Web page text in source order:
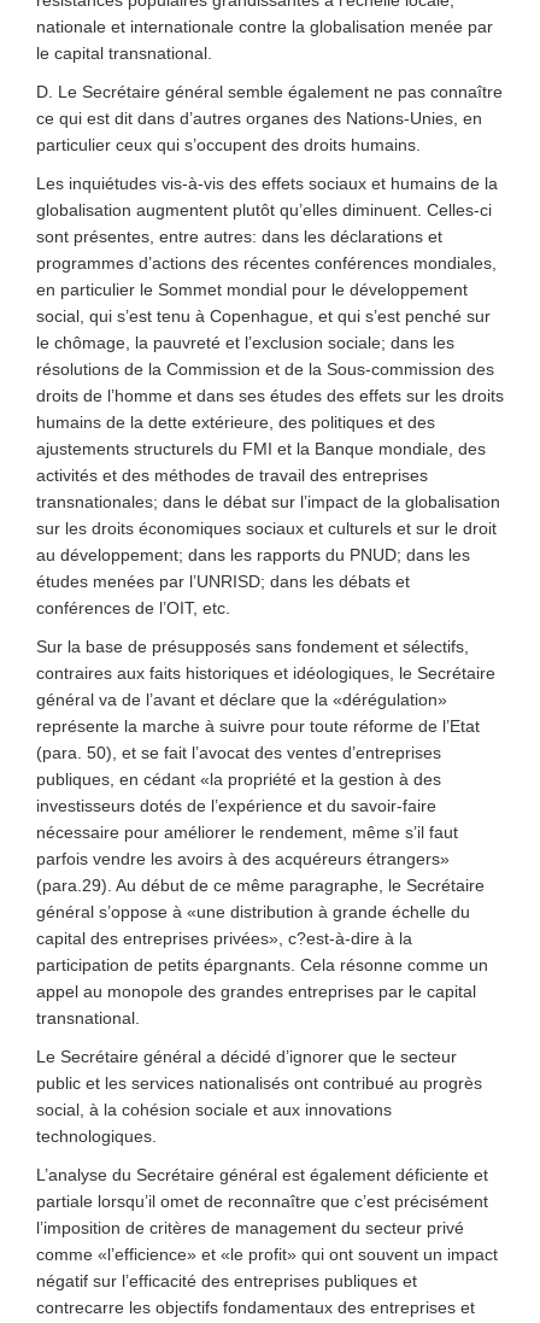
nationale et internationale contre la globalisation menée par
le capital transnational.
D. Le Secrétaire général semble également ne pas connaître
ce qui est dit dans d’autres organes des Nations-Unies, en
particulier ceux qui s’occupent des droits humains.
Les inquiétudes vis-à-vis des effets sociaux et humains de la
globalisation augmentent plutôt qu’elles diminuent. Celles-ci
sont présentes, entre autres: dans les déclarations et
programmes d’actions des récentes conférences mondiales,
en particulier le Sommet mondial pour le développement
social, qui s’est tenu à Copenhague, et qui s’est penché sur
le chômage, la pauvreté et l’exclusion sociale; dans les
résolutions de la Commission et de la Sous-commission des
droits de l’homme et dans ses études des effets sur les droits
humains de la dette extérieure, des politiques et des
ajustements structurels du FMI et la Banque mondiale, des
activités et des méthodes de travail des entreprises
transnationales; dans le débat sur l’impact de la globalisation
sur les droits économiques sociaux et culturels et sur le droit
au développement; dans les rapports du PNUD; dans les
études menées par l’UNRISD; dans les débats et
conférences de l’OIT, etc.
Sur la base de présupposés sans fondement et sélectifs,
contraires aux faits historiques et idéologiques, le Secrétaire
général va de l’avant et déclare que la «dérégulation»
représente la marche à suivre pour toute réforme de l’Etat
(para. 50), et se fait l’avocat des ventes d’entreprises
publiques, en cédant «la propriété et la gestion à des
investisseurs dotés de l’expérience et du savoir-faire
nécessaire pour améliorer le rendement, même s’il faut
parfois vendre les avoirs à des acquéreurs étrangers»
(para.29). Au début de ce même paragraphe, le Secrétaire
général s’oppose à «une distribution à grande échelle du
capital des entreprises privées», c?est-à-dire à la
participation de petits épargnants. Cela résonne comme un
appel au monopole des grandes entreprises par le capital
transnational.
Le Secrétaire général a décidé d’ignorer que le secteur
public et les services nationalisés ont contribué au progrès
social, à la cohésion sociale et aux innovations
technologiques.
L’analyse du Secrétaire général est également déficiente et
partiale lorsqu’il omet de reconnaître que c’est précisément
l’imposition de critères de management du secteur privé
comme «l’efficience» et «le profit» qui ont souvent un impact
négatif sur l’efficacité des entreprises publiques et
contrecarre les objectifs fondamentaux des entreprises et